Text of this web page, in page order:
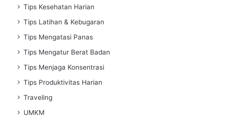
Tips Kesehatan Harian
Tips Latihan & Kebugaran
Tips Mengatasi Panas
Tips Mengatur Berat Badan
Tips Menjaga Konsentrasi
Tips Produktivitas Harian
Traveling
UMKM